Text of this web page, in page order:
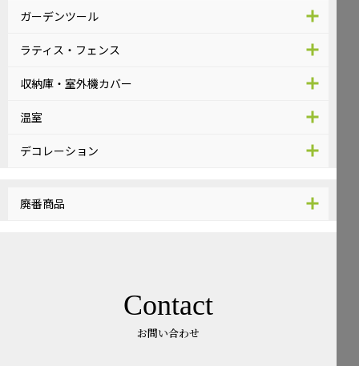
ガーデンツール
ラティス・フェンス
収納庫・室外機カバー
温室
デコレーション
廃番商品
Contact
お問い合わせ